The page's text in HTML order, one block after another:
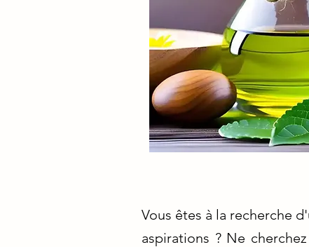
Vous êtes à la recherche
aspirations ? Ne